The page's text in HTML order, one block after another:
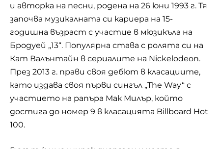
и авторка на песни, родена на 26 юни 1993 г. Тя
започва музикалната си кариера на 15-
годишна възраст с участие в мюзикъла на
Бродуей „13“. Популярна става с ролята си на
Кат Валънтайн в сериалите на Nickelodeon.
През 2013 г. прави своя дебют в класациите,
като издава своя първи сингъл „The Way“ с
участието на рапъра Мак Милър, който
достига до номер 9 в класацията Billboard Hot
100.